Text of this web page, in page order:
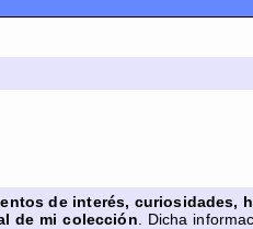
de interés, curiosidades,
de mi colección . Dicha